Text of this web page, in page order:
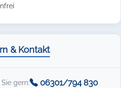
& Kontakt
gern: 06301/794 830